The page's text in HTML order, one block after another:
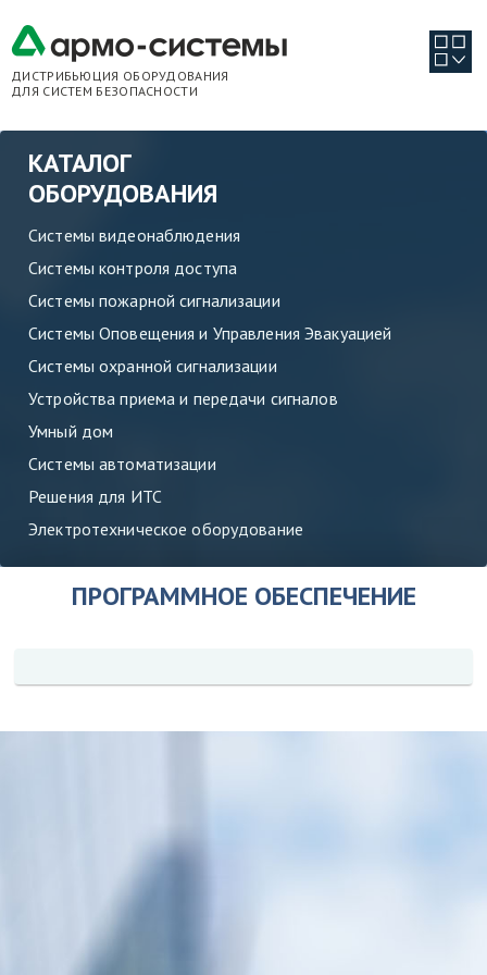
ДИСТРИБЬЮЦИЯ ОБОРУДОВАНИЯ
ДЛЯ СИСТЕМ БЕЗОПАСНОСТИ
КАТАЛОГ
ОБОРУДОВАНИЯ
Системы видеонаблюдения
Системы контроля доступа
Системы пожарной сигнализации
Системы Оповещения и Управления Эвакуацией
Системы охранной сигнализации
Устройства приема и передачи сигналов
Умный дом
Системы автоматизации
Решения для ИТС
Электротехническое оборудование
ПРОГРАММНОЕ ОБЕСПЕЧЕНИЕ